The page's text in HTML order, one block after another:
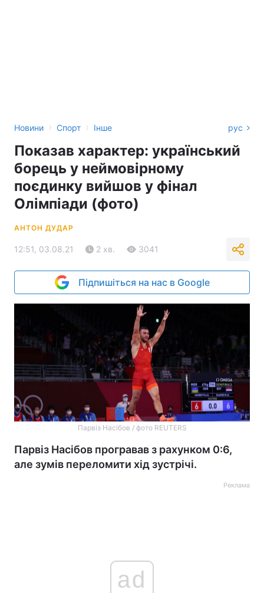
Новини › Спорт › Інше рус
Показав характер: український
борець у неймовірному
поєдинку вийшов у фінал
Олімпіади (фото)
АНТОН ДУДАР
12:51, 03.08.21 2 хв. 3041
Підпишіться на нас в Google
Парвіз Насібов / фото REUTERS
Парвіз Насібов програвав з рахунком 0:6,
але зумів переломити хід зустрічі.
Реклама
ad